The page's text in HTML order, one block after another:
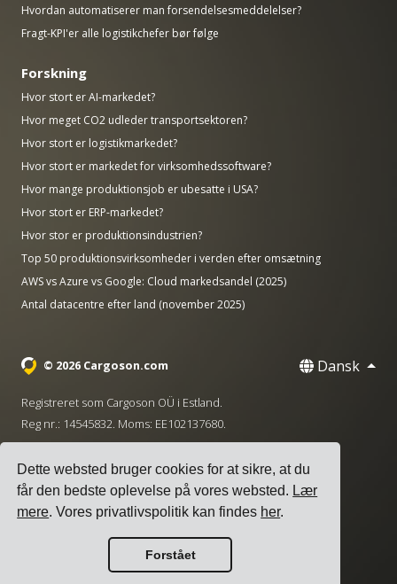
Dette websted bruger cookies for at sikre, at du
får den bedste oplevelse på vores websted. Lær
mere. Vores privatlivspolitik kan findes her.
Forstået
Hvordan automatiserer man forsendelsesmeddelelser?
Fragt-KPI'er alle logistikchefer bør følge
Forskning
Hvor stort er AI-markedet?
Hvor meget CO2 udleder transportsektoren?
Hvor stort er logistikmarkedet?
Hvor stort er markedet for virksomhedssoftware?
Hvor mange produktionsjob er ubesatte i USA?
Hvor stort er ERP-markedet?
Hvor stor er produktionsindustrien?
Top 50 produktionsvirksomheder i verden efter omsætning
AWS vs Azure vs Google: Cloud markedsandel (2025)
Antal datacentre efter land (november 2025)
© 2026 Cargoson.com Dansk
Registreret som Cargoson OÜ i Estland.
Reg nr.: 14545832. Moms: EE102137680.
+372 5555 0028 · hello@cargoson.com
Servicevilkår | Privatlivspolitik Cookie-politik